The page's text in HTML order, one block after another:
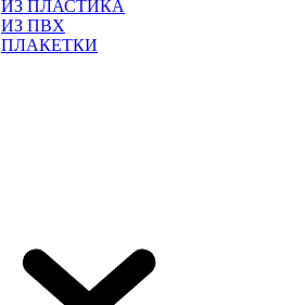
ИЗ ПЛАСТИКА
ИЗ ПВХ
ПЛАКЕТКИ